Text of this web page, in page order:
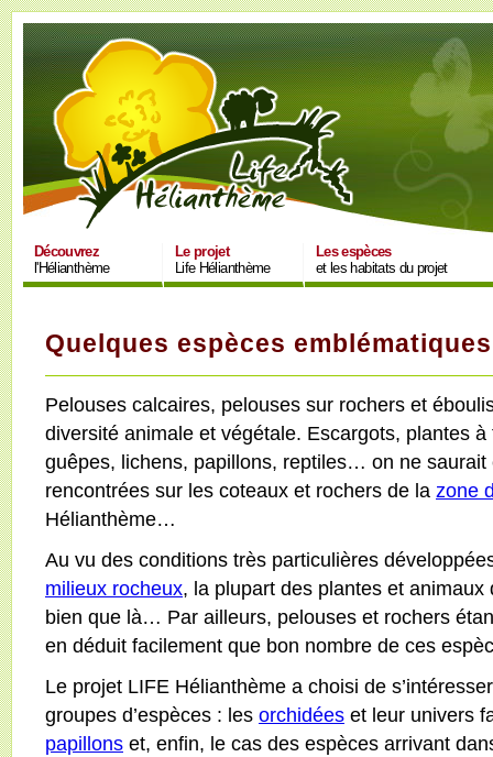
Découvrez
l'Hélianthème
Le projet
Life Hélianthème
Les espèces
et les habitats du projet
Quelques espèces emblématiques
Pelouses calcaires, pelouses sur rochers et
diversité animale et végétale. Escargots, plantes
guêpes, lichens, papillons, reptiles… on ne saurait
rencontrées sur les coteaux et rochers de la zone
Hélianthème…
Au vu des conditions très particulières
milieux rocheux, la plupart des plantes et animaux
bien que là… Par ailleurs, pelouses et rochers
en déduit facilement que bon nombre de ces
Le projet LIFE Hélianthème a choisi de
groupes d’espèces : les orchidées et leur univers
papillons et, enfin, le cas des espèces arrivant